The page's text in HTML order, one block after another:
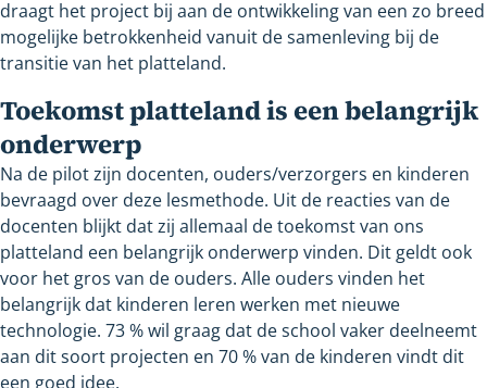
draagt het project bij aan de ontwikkeling van een zo breed
mogelijke betrokkenheid vanuit de samenleving bij de
transitie van het platteland.
Toekomst platteland is een belangrijk
onderwerp
Na de pilot zijn docenten, ouders/verzorgers en kinderen
bevraagd over deze lesmethode. Uit de reacties van de
docenten blijkt dat zij allemaal de toekomst van ons
platteland een belangrijk onderwerp vinden. Dit geldt ook
voor het gros van de ouders. Alle ouders vinden het
belangrijk dat kinderen leren werken met nieuwe
technologie. 73 % wil graag dat de school vaker deelneemt
aan dit soort projecten en 70 % van de kinderen vindt dit
een goed idee.